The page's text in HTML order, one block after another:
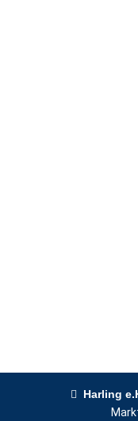
Harling